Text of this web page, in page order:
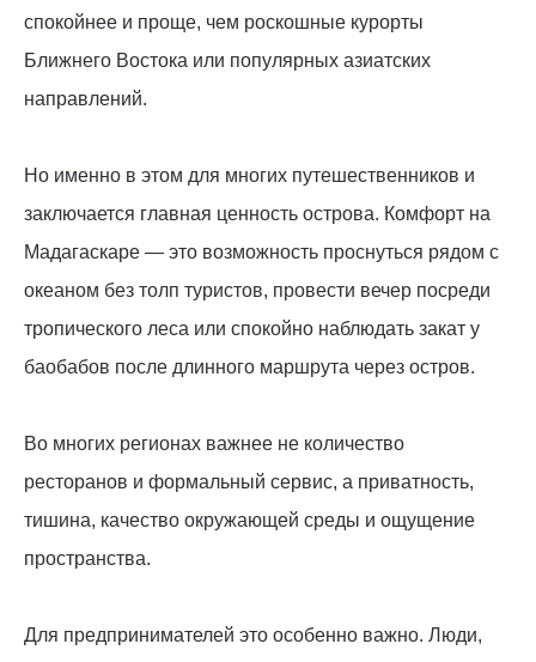
спокойнее и проще, чем роскошные курорты
Ближнего Востока или популярных азиатских
направлений.
Но именно в этом для многих путешественников и
заключается главная ценность острова. Комфорт на
Мадагаскаре — это возможность проснуться рядом с
океаном без толп туристов, провести вечер посреди
тропического леса или спокойно наблюдать закат у
баобабов после длинного маршрута через остров.
Во многих регионах важнее не количество
ресторанов и формальный сервис, а приватность,
тишина, качество окружающей среды и ощущение
пространства.
Для предпринимателей это особенно важно. Люди,